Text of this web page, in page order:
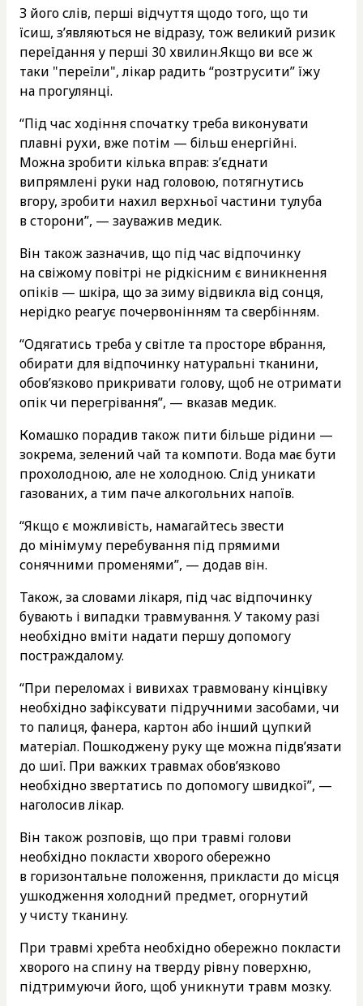
З його слів, перші відчуття щодо того, що ти
їсиш, з’являються не відразу, тож великий ризик
переїдання у перші 30 хвилин.Якщо ви все ж
таки "переїли", лікар радить “розтрусити” їжу
на прогулянці.
“Під час ходіння спочатку треба виконувати
плавні рухи, вже потім — більш енергійні.
Можна зробити кілька вправ: з’єднати
випрямлені руки над головою, потягнутись
вгору, зробити нахил верхньої частини тулуба
в сторони”, — зауважив медик.
Він також зазначив, що під час відпочинку
на свіжому повітрі не рідкісним є виникнення
опіків — шкіра, що за зиму відвикла від сонця,
нерідко реагує почервонінням та свербінням.
“Одягатись треба у світле та просторе вбрання,
обирати для відпочинку натуральні тканини,
обов’язково прикривати голову, щоб не отримати
опік чи перегрівання”, — вказав медик.
Комашко порадив також пити більше рідини —
зокрема, зелений чай та компоти. Вода має бути
прохолодною, але не холодною. Слід уникати
газованих, а тим паче алкогольних напоїв.
“Якщо є можливість, намагайтесь звести
до мінімуму перебування під прямими
сонячними променями”, — додав він.
Також, за словами лікаря, під час відпочинку
бувають і випадки травмування. У такому разі
необхідно вміти надати першу допомогу
постраждалому.
“При переломах і вивихах травмовану кінцівку
необхідно зафіксувати підручними засобами, чи
то палиця, фанера, картон або інший цупкий
матеріал. Пошкоджену руку ще можна підв’язати
до шиї. При важких травмах обов’язково
необхідно звертатись по допомогу швидкої”, —
наголосив лікар.
Він також розповів, що при травмі голови
необхідно покласти хворого обережно
в горизонтальне положення, прикласти до місця
ушкодження холодний предмет, огорнутий
у чисту тканину.
При травмі хребта необхідно обережно покласти
хворого на спину на тверду рівну поверхню,
підтримуючи його, щоб уникнути травм мозку.